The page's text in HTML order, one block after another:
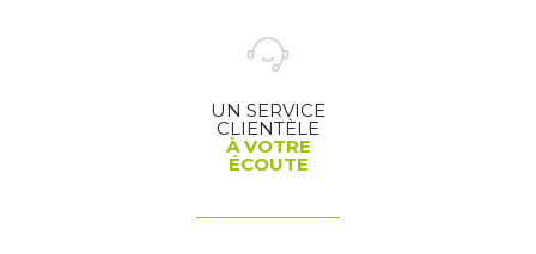
UN SERVICE
CLIENTÈLE
À VOTRE
ÉCOUTE